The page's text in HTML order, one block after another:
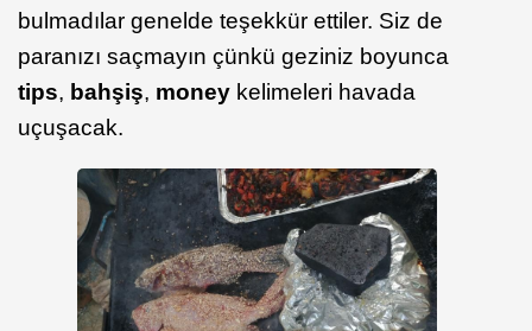
bulmadılar genelde teşekkür ettiler. Siz de
paranızı saçmayın çünkü geziniz boyunca
tips, bahşiş, money kelimeleri havada
uçuşacak.